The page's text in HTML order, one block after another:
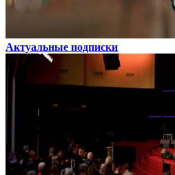
Актуальные подписки